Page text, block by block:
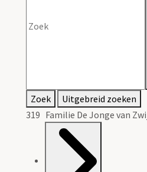
Zoek
Uitgebreid zoeken
319 Familie De Jonge van